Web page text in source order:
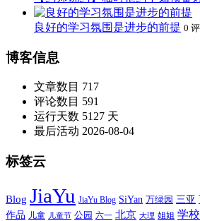
良好的学习氛围是进步的前提 0
博客信息
文章数目 717
评论数目 591
运行天数 5127 天
最后活动 2026-08-04
标签云
Blog JiaYu JiaYu Blog SiYan 万绿园 三亚
作品 儿童 儿童节 公园 六一 北京 大理 姐姐 学校